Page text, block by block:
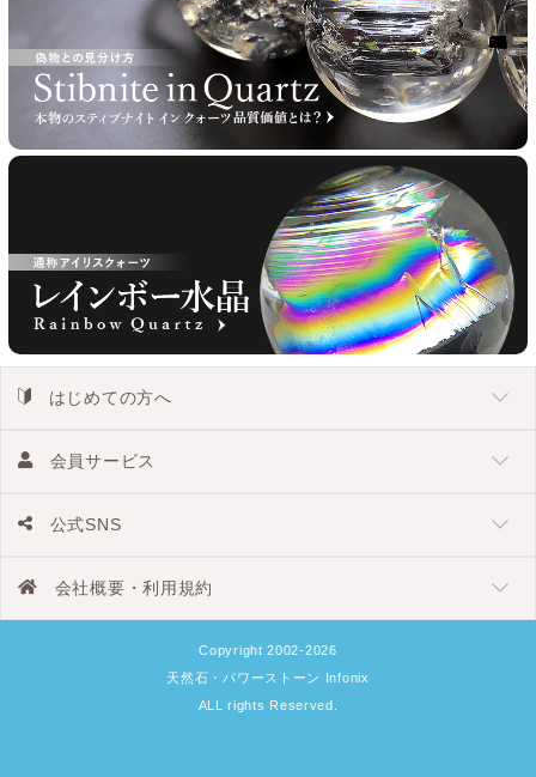
はじめての方へ
会員サービス
公式SNS
会社概要・利用規約
Copyright 2002-2026
天然石・パワーストーン Infonix
ALL rights Reserved.